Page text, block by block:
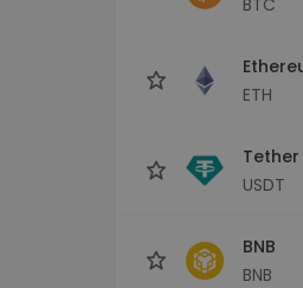
ETH
Tether
USDT
BNB
BNB